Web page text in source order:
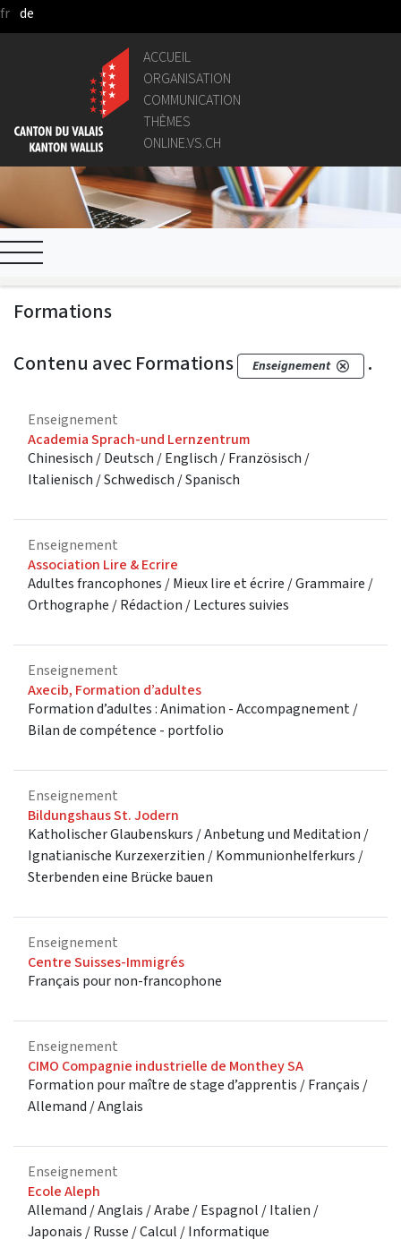
Saut au contenu principal
fr de
ACCUEIL
ORGANISATION
COMMUNICATION
THÈMES
ONLINE.VS.CH
Formations
Contenu avec Formations
Enseignement .
Enseignement
Academia Sprach-und Lernzentrum
Chinesisch / Deutsch / Englisch / Französisch /
Italienisch / Schwedisch / Spanisch
Enseignement
Association Lire & Ecrire
Adultes francophones / Mieux lire et écrire / Grammaire /
Orthographe / Rédaction / Lectures suivies
Enseignement
Axecib, Formation d’adultes
Formation d’adultes : Animation - Accompagnement /
Bilan de compétence - portfolio
Enseignement
Bildungshaus St. Jodern
Katholischer Glaubenskurs / Anbetung und Meditation /
Ignatianische Kurzexerzitien / Kommunionhelferkurs /
Sterbenden eine Brücke bauen
Enseignement
Centre Suisses-Immigrés
Français pour non-francophone
Enseignement
CIMO Compagnie industrielle de Monthey SA
Formation pour maître de stage d’apprentis / Français /
Allemand / Anglais
Enseignement
Ecole Aleph
Allemand / Anglais / Arabe / Espagnol / Italien /
Japonais / Russe / Calcul / Informatique